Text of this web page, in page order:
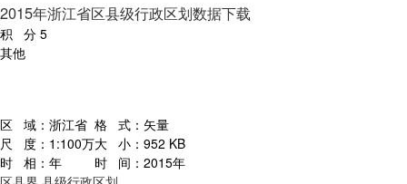
2015年浙江省区县级行政区划数据下载
积 分 5
其他
区 域： 浙江省 格 式： 矢量
尺 度： 1:100万大 小： 952 KB
时 相： 年 时 间： 2015年